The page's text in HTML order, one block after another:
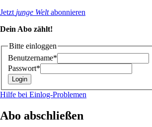
Jetzt junge Weltabonnieren
Dein Abo zählt!
Bitte einloggen
Benutzername*
Passwort*
Hilfe bei Einlog-Problemen
Abo abschließen